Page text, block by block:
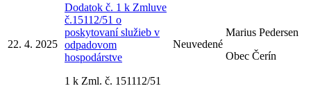
22. 4. 2025
Dodatok č. 1 k Zmluve
č.15112/51 o
poskytovaní služieb v
odpadovom
hospodárstve
1 k Zml. č. 151112/51
Neuvedené
Marius Pedersen
Obec Čerín